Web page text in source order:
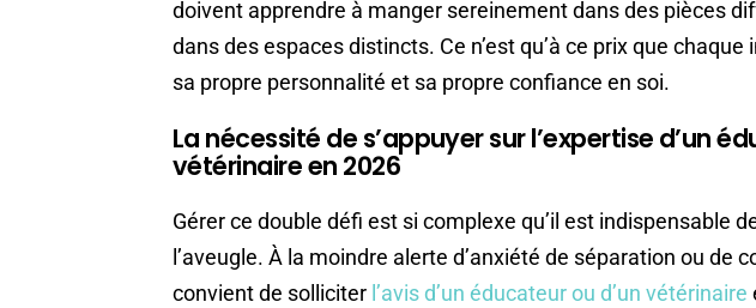
doivent apprendre à manger sereinement dans des pièces
dans des espaces distincts. Ce n’est qu’à ce prix que
sa propre personnalité et sa propre confiance en soi.
La nécessité de s’appuyer sur l’expertise d’un
vétérinaire en 2026
Gérer ce double défi est si complexe qu’il est indispensable
l’aveugle. À la moindre alerte d’anxiété de séparation ou de
convient de solliciter l’avis d’un éducateur ou d’un vétérinaire